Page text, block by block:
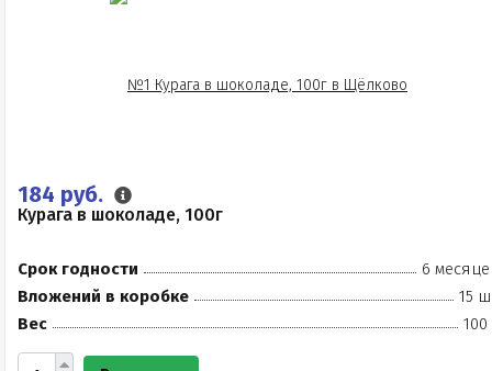
184 руб.
Курага в шоколаде, 100г
Срок годности
6
Вложений в коробке
15
Вес
100